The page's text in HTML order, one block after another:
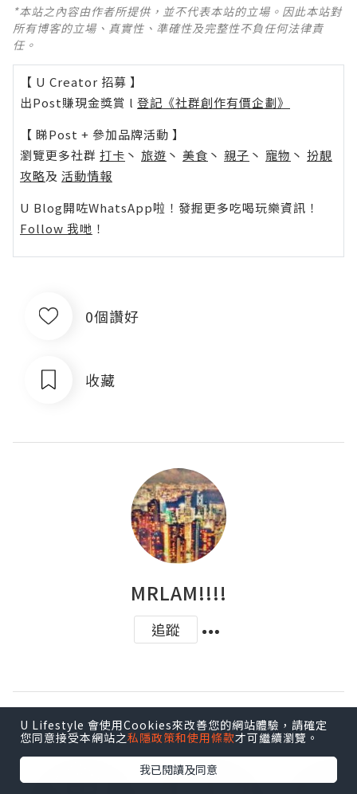
*本站之內容由作者所提供，並不代表本站的立場。因此本站對
所有博客的立場、真實性、準確性及完整性不負任何法律責
任。
【 U Creator 招募 】
出Post賺現金獎賞 l 登記《社群創作有價企劃》
【 睇Post + 參加品牌活動 】
瀏覽更多社群 打卡 丶 旅遊 丶 美食 丶 親子 丶 寵物 丶 扮靚
攻略及 活動情報
U Blog開咗WhatsApp啦！發掘更多吃喝玩樂資訊！
Follow 我哋 ！
0個讚好
收藏
MRLAM!!!!
追蹤
推薦博客
U Lifestyle 會使用Cookies來改善您的網站體驗，請確定
您同意接受本網站之私隱政策和使用條款才可繼續瀏覽。
我已閱讀及同意